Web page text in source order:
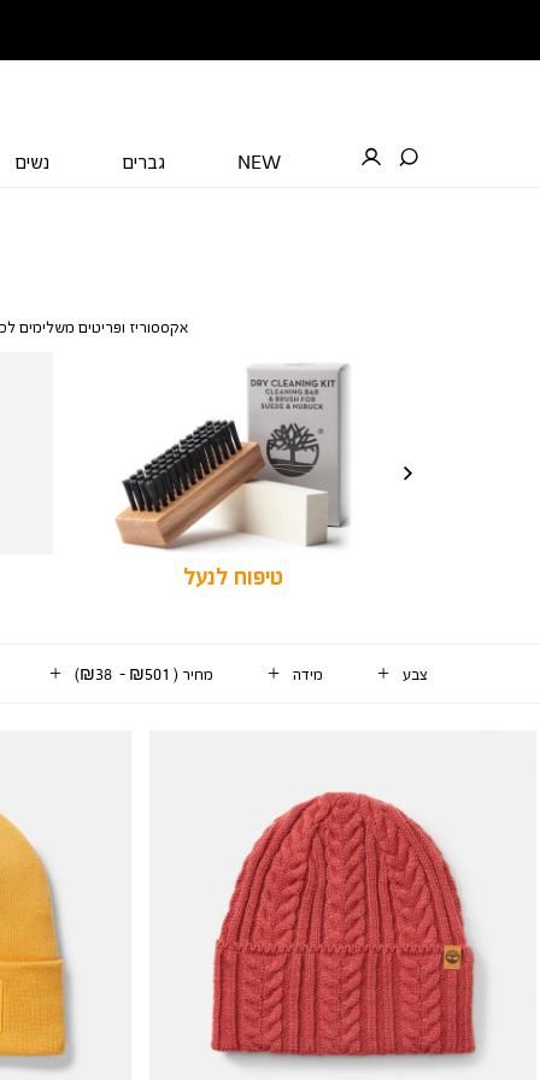
NEW גברים נשים
אקססוריז ופריטים משלימים
טיפוח לנעל
צבע מידה מחיר (
)